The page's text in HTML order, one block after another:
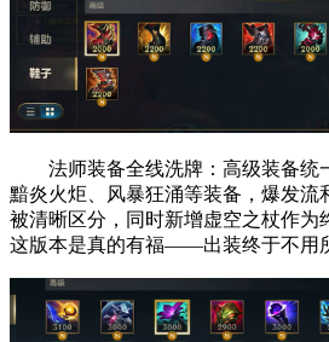
法师装备全线洗牌：高级装备统
黯炎火炬、风暴狂涌等装备，爆发流
被清晰区分，同时新增虚空之杖作为
这版本是真的有福——出装终于不用